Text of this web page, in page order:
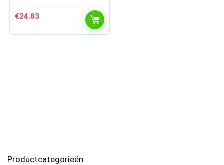
€24.83
Productcategorieën